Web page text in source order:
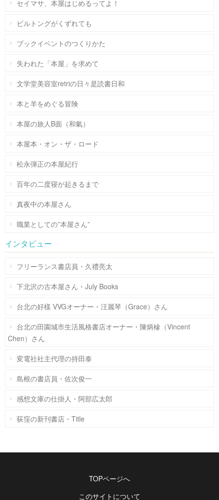
セイマサ、本屋はじめるってよ！
ビルトングがくずれても
ブックイベントのつくりかた
失われた「本屋」を求めて
文学堂美容室retriの日々是読書日和
本と羊をめぐる冒険
本屋の旅人B面（和氣）
本屋本・オン・ザ・ロード
松永弾正の本屋紀行
百年の二度寝が起きるまで
真夜中の本屋さん
職業としての”本屋さん”
インタビュー
フリーランス書店員・久禮亮太
下北沢の古本屋さん・July Books
台北の好樣 VVGオーナー・汪麗琴（Grace）さん
台北の田園城市生活風格書店オーナー・陳炳槮（Vincent
Chen）さん
変電社社主代理の持田泰
島根の書店員・佐次俊一
感想文庫の仕掛人・阿部広太郎
荻窪の新刊書店・Title
TOPページへ
このサイトについて